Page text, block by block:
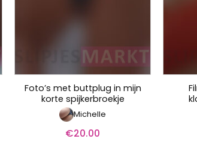
Foto’s met buttplug in mijn
korte spijkerbroekje
Michelle
€20.00